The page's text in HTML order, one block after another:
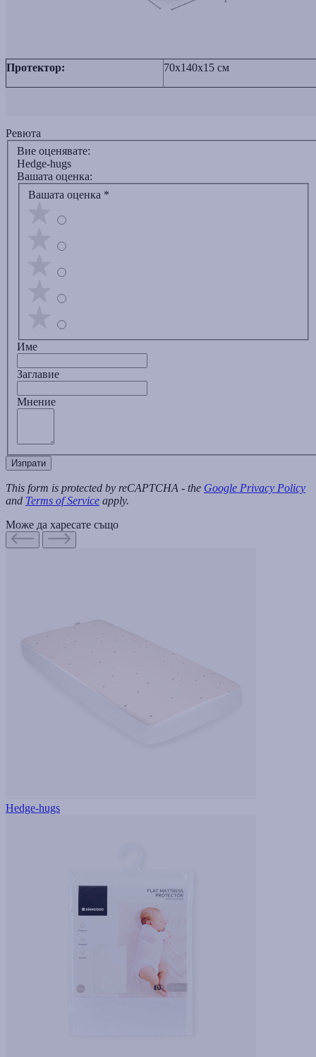
Протектор: 70x140x15 см
Ревюта
Вие оценявате:
Hedge-hugs
Вашата оценка:
Вашата оценка *
Име
Заглавиe
Мнение
Изпрати
This form is protected by reCAPTCHA - the Google Privacy Policy
and Terms of Service apply.
Може да харесате също
Hedge-hugs